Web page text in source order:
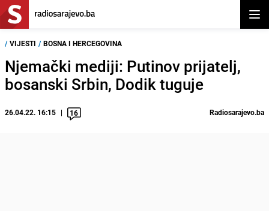
/ VIJESTI / BOSNA I HERCEGOVINA
Njemački mediji: Putinov prijatelj,
bosanski Srbin, Dodik tuguje
26.04.22. 16:15 16 Radiosarajevo.ba